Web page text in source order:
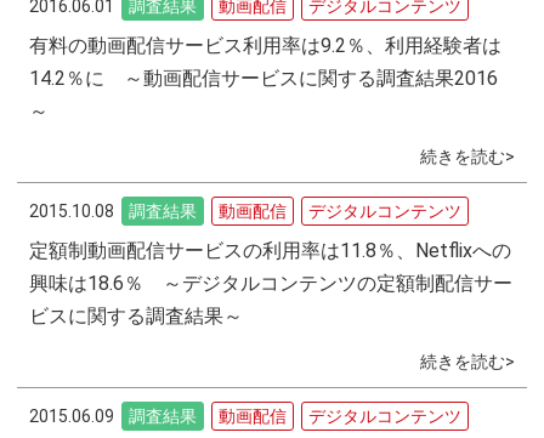
2016.06.01 調査結果 動画配信 デジタルコンテンツ
有料の動画配信サービス利用率は9.2％、利用経験者は
14.2％に ～動画配信サービスに関する調査結果2016
～
続きを読む>
2015.10.08 調査結果 動画配信 デジタルコンテンツ
定額制動画配信サービスの利用率は11.8％、Netflixへの
興味は18.6％ ～デジタルコンテンツの定額制配信サー
ビスに関する調査結果～
続きを読む>
2015.06.09 調査結果 動画配信 デジタルコンテンツ